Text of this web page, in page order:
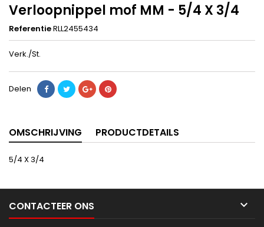
Verloopnippel mof MM - 5/4 X 3/4
ReferentieRLL2455434
Verk./St.
Delen
OMSCHRIJVING PRODUCTDETAILS
5/4 X 3/4
CONTACTEER ONS 